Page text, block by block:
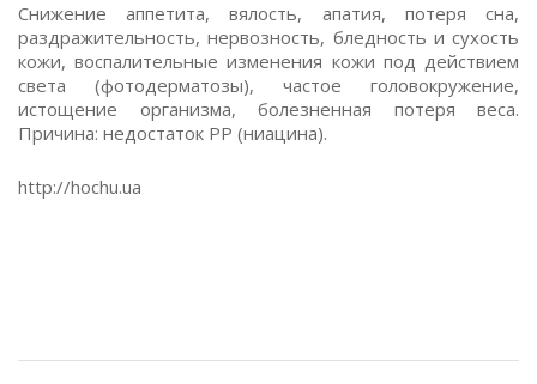
Снижение аппетита, вялость, апатия, потеря сна,
раздражительность, нервозность, бледность и сухость
кожи, воспалительные изменения кожи под действием
света (фотодерматозы), частое головокружение,
истощение организма, болезненная потеря веса.
Причина: недостаток РР (ниацина).
http://hochu.ua